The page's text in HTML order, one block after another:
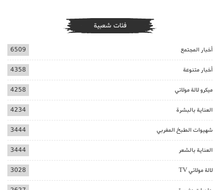
فئات شعبية
أخبار المجتمع 6509
أخبار متنوعة 4358
ميكرو لالة مولاتي 4258
العناية بالبشرة 4234
شهيوات الطبخ المغربي 3444
العناية بالشعر 3444
لالة مولاتي TV 3028